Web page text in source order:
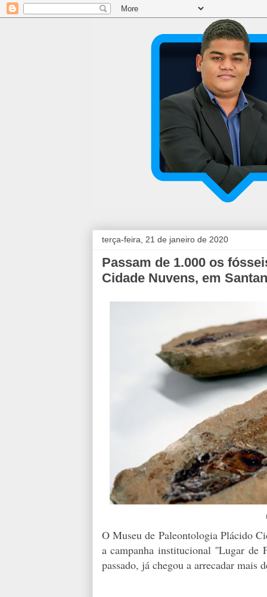
terça-feira, 21 de janeiro de 2020
Passam de 1.000 os
Cidade Nuvens, em
O Museu de Paleontologia Plácido
a campanha institucional ''Lugar de
passado, já chegou a arrecadar mais